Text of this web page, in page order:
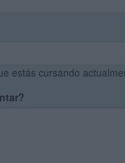
estás cursando